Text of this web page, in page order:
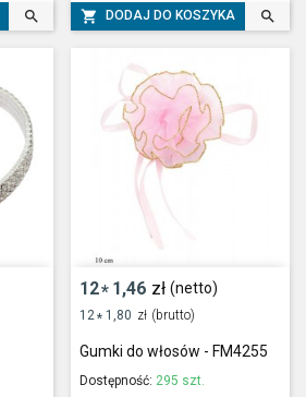
  DODAJ DO KOSZYKA 
12* 1,46 zł (netto)
12* 1,80 zł (brutto)
Gumki do włosów - FM4255
Dostępność: 295 szt.